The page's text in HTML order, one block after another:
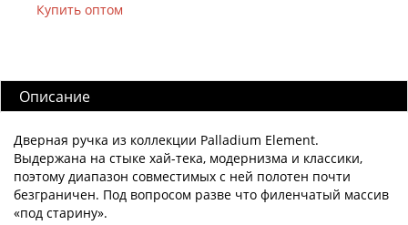
Купить оптом
Описание
Дверная ручка из коллекции Palladium Element.
Выдержана на стыке хай-тека, модернизма и классики,
поэтому диапазон совместимых с ней полотен почти
безграничен. Под вопросом разве что филенчатый массив
«под старину».